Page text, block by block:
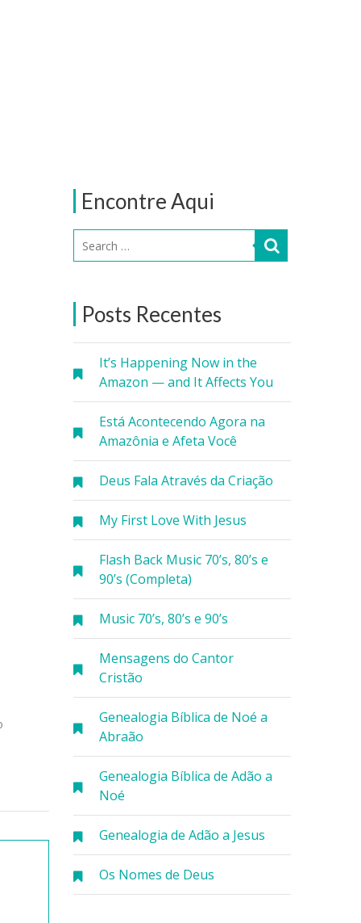
Encontre Aqui
Posts Recentes
It’s Happening Now in the
Amazon — and It Affects You
Está Acontecendo Agora na
Amazônia e Afeta Você
Deus Fala Através da Criação
My First Love With Jesus
Flash Back Music 70’s, 80’s e
90’s (Completa)
Music 70’s, 80’s e 90’s
Mensagens do Cantor
Cristão
Genealogia Bíblica de Noé a
Abraão
Genealogia Bíblica de Adão a
Noé
Genealogia de Adão a Jesus
Os Nomes de Deus